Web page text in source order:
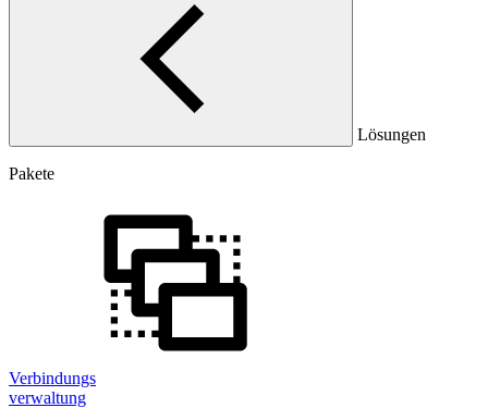
Lösungen
Pakete
Verbindungs
verwaltung